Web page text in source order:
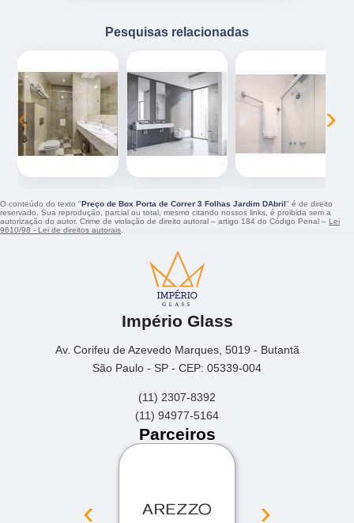
Pesquisas relacionadas
‹ ›
O conteúdo do texto "Preço de Box Porta de Correr 3 Folhas Jardim DAbril" é de direito
reservado. Sua reprodução, parcial ou total, mesmo citando nossos links, é proibida sem a
autorização do autor. Crime de violação de direito autoral – artigo 184 do Código Penal – Lei
9610/98 - Lei de direitos autorais
Império Glass
Av. Corifeu de Azevedo Marques, 5019 - Butantã
São Paulo - SP - CEP: 05339-004
(11) 2307-8392
(11) 94977-5164
Parceiros
‹ ›